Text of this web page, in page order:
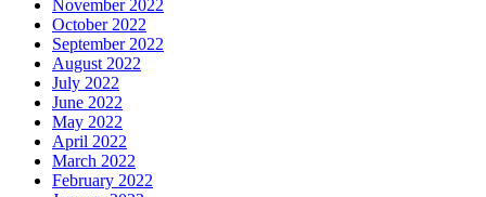
November 2022
October 2022
September 2022
August 2022
July 2022
June 2022
May 2022
April 2022
March 2022
February 2022